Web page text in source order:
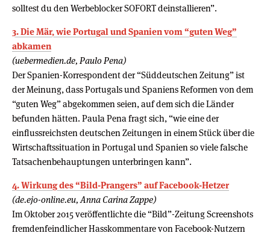
solltest du den Werbeblocker SOFORT deinstallieren”.
3. Die Mär, wie Portugal und Spanien vom “guten Weg”
abkamen
(uebermedien.de, Paulo Pena)
Der Spanien-Korrespondent der “Süddeutschen Zeitung” ist
der Meinung, dass Portugals und Spaniens Reformen von dem
“guten Weg” abgekommen seien, auf dem sich die Länder
befunden hätten. Paula Pena fragt sich, “wie eine der
einflussreichsten deutschen Zeitungen in einem Stück über die
Wirtschaftssituation in Portugal und Spanien so viele falsche
Tatsachenbehauptungen unterbringen kann”.
4. Wirkung des “Bild-Prangers” auf Facebook-Hetzer
(de.ejo-online.eu, Anna Carina Zappe)
Im Oktober 2015 veröffentlichte die “Bild”-Zeitung Screenshots
fremdenfeindlicher Hasskommentare von Facebook-Nutzern